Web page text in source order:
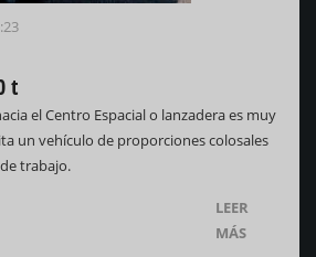
t
el Centro Espacial o lanzadera es muy
un vehículo de proporciones colosales
trabajo.
LEER
MÁS